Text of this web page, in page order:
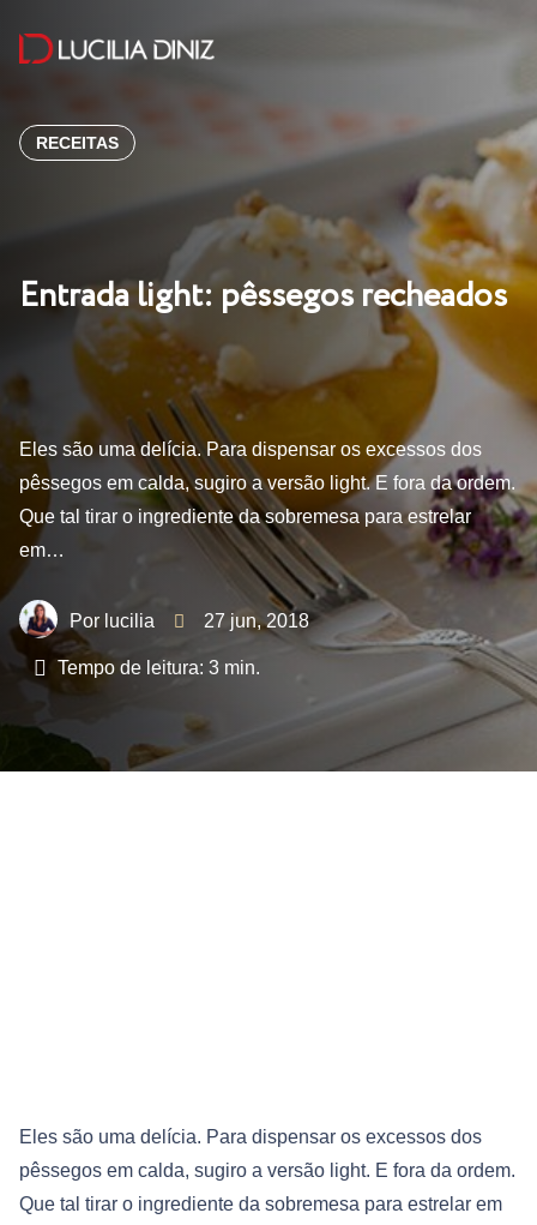
RECEITAS
Entrada light: pêssegos recheados
Eles são uma delícia. Para dispensar os excessos dos
pêssegos em calda, sugiro a versão light. E fora da ordem.
Que tal tirar o ingrediente da sobremesa para estrelar
em…
lucilia 27 jun, 2018
Tempo de leitura: 3 min.
Eles são uma delícia. Para dispensar os excessos dos
pêssegos em calda, sugiro a versão light. E fora da ordem.
Que tal tirar o ingrediente da sobremesa para estrelar em